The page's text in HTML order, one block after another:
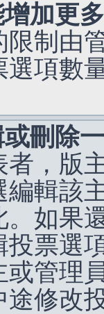
加更
制由
項數
刪除
，版
輯該
。如果
票選
或管理
途修改